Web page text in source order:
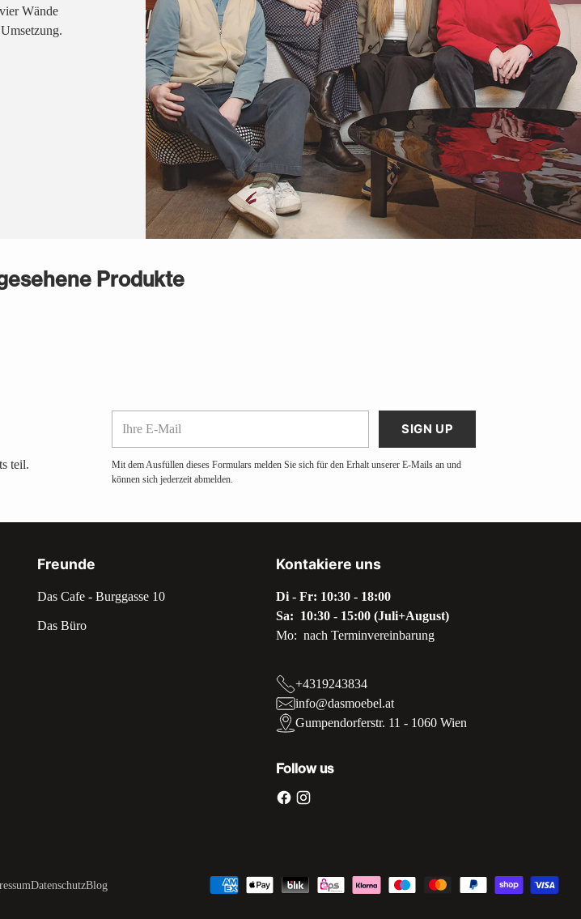
Wände
Produkte
teil.
Mail
SIGN UP
Mit dem Ausfüllen dieses Formulars melden Sie sich für den Erhalt unserer E-Mails an und
können sich jederzeit abmelden.
Freunde
Das Cafe - Burggasse 10
Das Büro
Kontakiere uns
Di - Fr: 10:30 - 18:00
Sa: 10:30 - 15:00 (Juli+August)
Mo: nach Terminvereinbarung
+4319243834
info@dasmoebel.at
Gumpendorferstr. 11 - 1060 Wien
Follow us
DatenschutzBlog